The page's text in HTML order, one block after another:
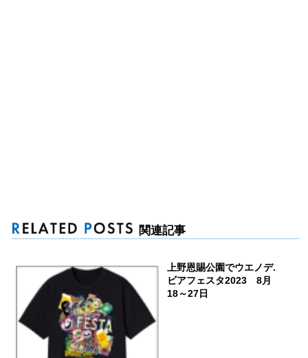
関連記事
上野恩賜公園でウエノデ.
ビアフェスタ2023 8月
18～27日